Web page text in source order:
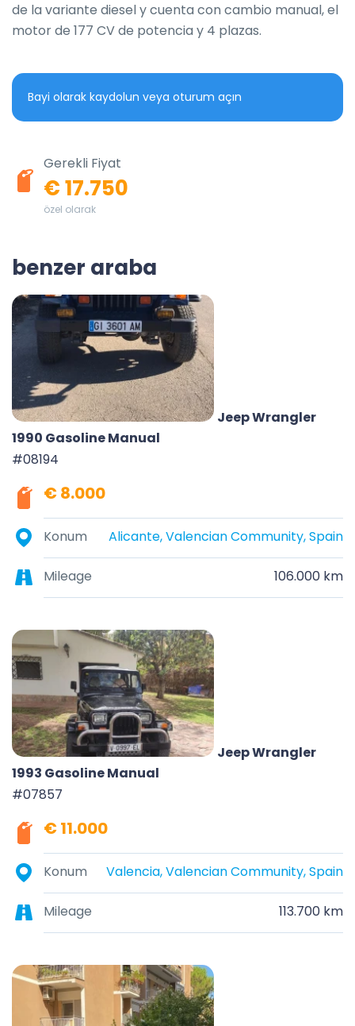
de la variante diesel y cuenta con cambio manual, el
motor de 177 CV de potencia y 4 plazas.
Bayi olarak kaydolun veya oturum açın
Gerekli Fiyat
€ 17.750
özel olarak
benzer araba
Jeep Wrangler
1990 Gasoline Manual
#08194
€ 8.000
Konum Alicante, Valencian Community, Spain
Mileage 106.000 km
Jeep Wrangler
1993 Gasoline Manual
#07857
€ 11.000
Konum Valencia, Valencian Community, Spain
Mileage 113.700 km